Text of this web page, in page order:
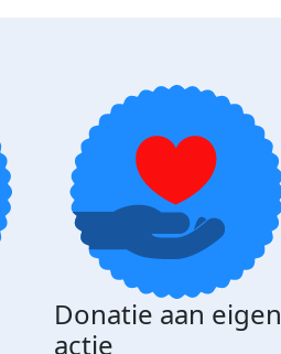
Donatie aan eigen
actie